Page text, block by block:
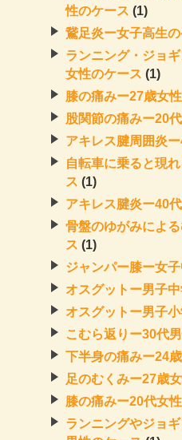
性のケース (1)
鵞足炎ー女子高生
ランニング・ジョ
女性のケース (1)
膝の痛みー27歳女
股関節の痛みー20
アキレス腱周囲炎
自転車に乗ると現
ス (1)
アキレス腱炎ー40
骨盤のゆがみによ
ス (1)
ジャンパー膝ー女
オスグットー男子
オスグットー男子
こむら返りー30代
下半身の痛みー24
足のむくみー27歳
膝の痛みー20代女
ランニングやジョ